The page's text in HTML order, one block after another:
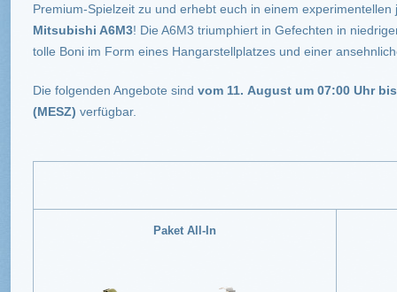
Premium-Spielzeit zu und erhebt euch in einem
Mitsubishi A6M3! Die A6M3 triumphiert in Gefechten in
tolle Boni im Form eines Hangarstellplatzes und einer
Die folgenden Angebote sind vom 11. August um 07:00 Uhr
(MESZ) verfügbar.
Paket All-In